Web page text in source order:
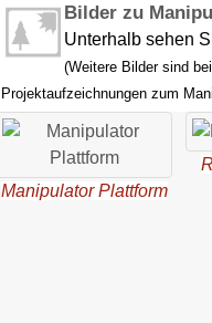
Bilder zu
Unterhalb sehen
(Weitere Bilder sind
Projektaufzeichnungen zum
Manipulator Plattform